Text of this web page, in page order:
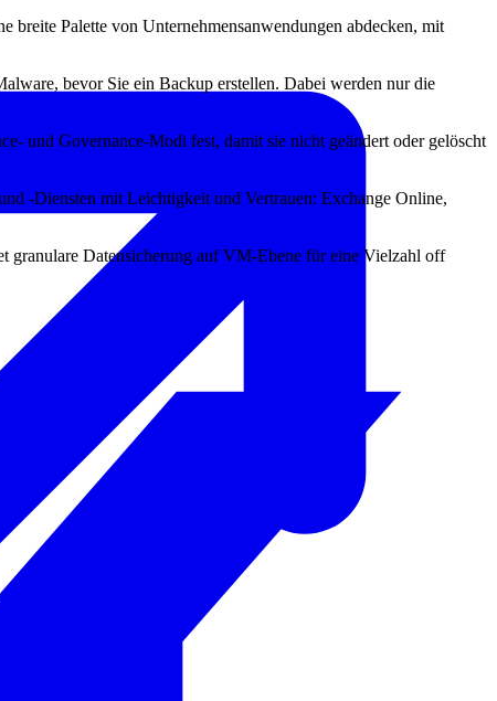
breite Palette von Unternehmensanwendungen abdecken, mit
bevor Sie ein Backup erstellen. Dabei werden nur die
und Governance-Modi fest, damit sie nicht geändert oder gelöscht
-Diensten mit Leichtigkeit und Vertrauen: Exchange Online,
granulare Datensicherung auf VM-Ebene für eine Vielzahl off